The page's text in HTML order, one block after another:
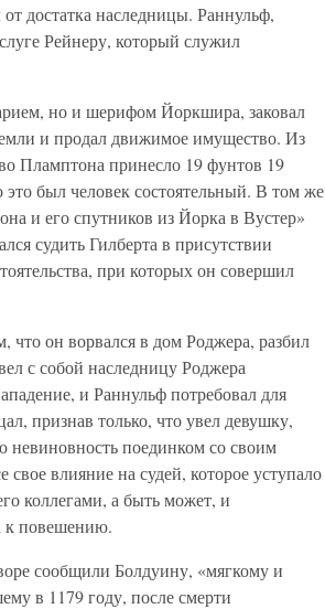
достатка наследницы. Раннульф,
Рейнеру, который служил
но и шерифом Йоркшира, заковал
и продал движимое имущество. Из
Пламптона принесло 19 фунтов 19
это был человек состоятельный. В том же
и его спутников из Йорка в Вустер»
судить Гилберта в присутствии
при которых он совершил
что он ворвался в дом Роджера, разбил
с собой наследницу Роджера
и Раннульф потребовал для
признав только, что увел девушку,
невиновность поединком со своим
влияние на судей, которое уступало
коллегами, а быть может, и
к повешению.
сообщили Болдуину, «мягкому и
в 1179 году, после смерти